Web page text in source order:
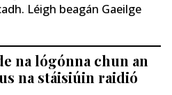
Léigh beagán Gaeilge
na lógónna chun an
na stáisiúin raidió